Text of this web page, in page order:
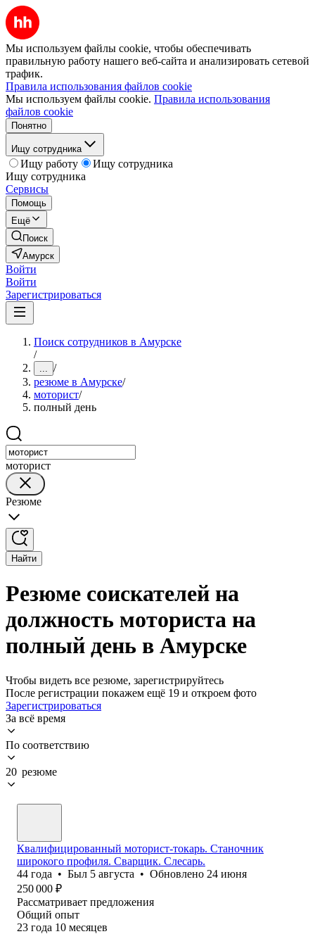
Мы используем файлы cookie, чтобы обеспечивать
правильную работу нашего веб-сайта и анализировать сетевой
трафик.
Правила использования файлов cookie
Мы используем файлы cookie. Правила использования
файлов cookie
Понятно
Ищу сотрудника
Ищу работу
Ищу сотрудника
Ищу сотрудника
Сервисы
Помощь
Ещё
Поиск
Амурск
Войти
Войти
Зарегистрироваться
Поиск сотрудников в Амурске
/
... /
резюме в Амурске/
моторист/
полный день
моторист
Резюме
Найти
Резюме соискателей на
должность моториста на
полный день в Амурске
Чтобы видеть все резюме, зарегистрируйтесь
После регистрации покажем ещё 19 и откроем фото
Зарегистрироваться
За всё время
По соответствию
20 резюме
Квалифицированный моторист-токарь. Станочник
широкого профиля. Сварщик. Слесарь.
44 года • Был 5 августа • Обновлено 24 июня
250 000 ₽
Рассматривает предложения
Общий опыт
23 года 10 месяцев